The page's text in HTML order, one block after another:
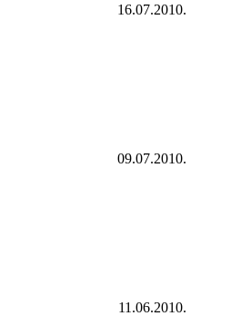
16.07.2010.
09.07.2010.
11.06.2010.